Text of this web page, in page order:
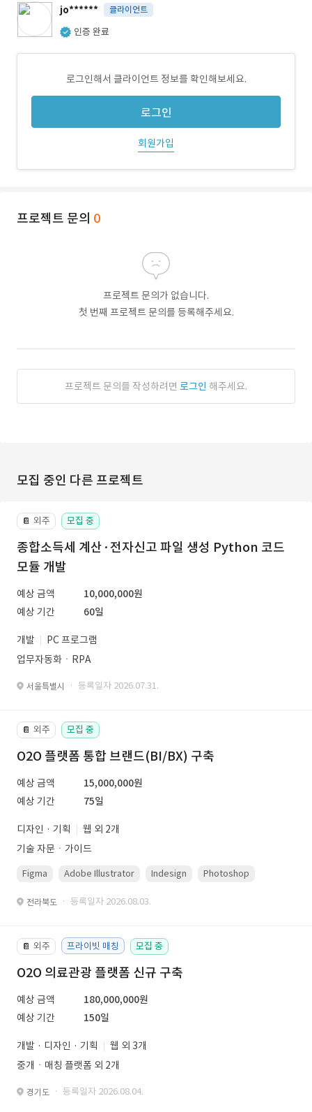
jo****** 클라이언트
인증 완료
로그인해서 클라이언트 정보를 확인해보세요.
로그인
회원가입
프로젝트 문의 0
프로젝트 문의가 없습니다.
첫 번째 프로젝트 문의를 등록해주세요.
프로젝트 문의를 작성하려면 로그인 해주세요.
모집 중인 다른 프로젝트
📔 외주 모집 중
종합소득세 계산·전자신고 파일 생성 Python 코드
모듈 개발
예상 금액
10,000,000원
예상 기간
60일
개발
PC 프로그램
업무자동화ㆍRPA
서울특별시 · 등록일자 2026.07.31.
📔 외주 모집 중
O2O 플랫폼 통합 브랜드(BI/BX) 구축
예상 금액
15,000,000원
예상 기간
75일
디자인 · 기획
웹 외 2개
기술 자문ㆍ가이드
Figma Adobe Illustrator Indesign Photoshop
전라북도 · 등록일자 2026.08.03.
📔 외주 프라이빗 매칭 모집 중
O2O 의료관광 플랫폼 신규 구축
예상 금액
180,000,000원
예상 기간
150일
개발 · 디자인 · 기획
웹 외 3개
중개ㆍ매칭 플랫폼 외 2개
경기도 · 등록일자 2026.08.04.